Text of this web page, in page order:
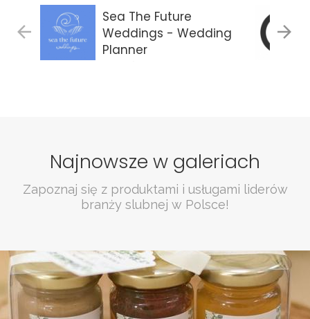
Sea The Future
Weddings - Wedding
Planner
Najnowsze w galeriach
Zapoznaj się z produktami i usługami liderów
branży slubnej w Polsce!